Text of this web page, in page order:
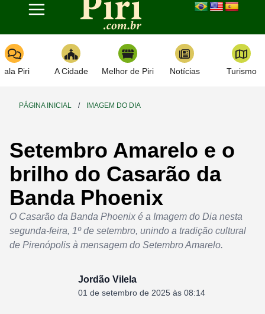
Toggle navigation
Piri A Cidade Melhor de Piri Notícias Turismo
PÁGINA INICIAL / IMAGEM DO DIA
Setembro Amarelo e o
brilho do Casarão da
Banda Phoenix
O Casarão da Banda Phoenix é a Imagem do Dia nesta
segunda-feira, 1º de setembro, unindo a tradição cultural
de Pirenópolis à mensagem do Setembro Amarelo.
Jordão Vilela
01 de setembro de 2025 às 08:14